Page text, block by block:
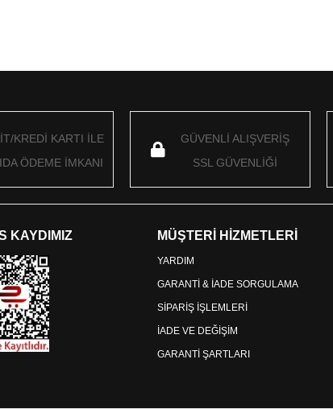
KREDİ KARTI İLE
ÖDEME İMKANI
GÜVENLİ ALIŞVERİŞ
SSL GÜVENLİĞİ
KAYDIMIZ MÜŞTERİ HİZMETLERİ
YARDIM
GARANTİ & İADE SORGULAMA
SİPARİŞ İŞLEMLERİ
İADE VE DEĞİŞİM
GARANTİ ŞARTLARI